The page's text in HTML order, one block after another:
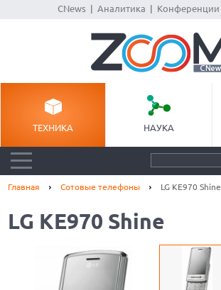
CNews| Аналитика Конференции
ТЕХНИКА НАУКА
Главная Сотовые телефоны LG KE970 Shine
LG KE970 Shine